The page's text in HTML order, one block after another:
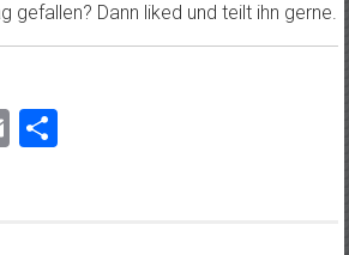
gefallen? Dann liked und teilt ihn gerne.
Email